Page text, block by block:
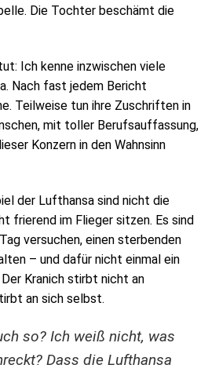
Die Tochter beschämt die
Ich kenne inzwischen viele
Nach fast jedem Bericht
Teilweise tun ihre Zuschriften in
mit toller Berufsauffassung,
Konzern in den Wahnsinn
der Lufthansa sind nicht die
frierend im Flieger sitzen. Es sind
versuchen, einen sterbenden
– und dafür nicht einmal ein
Kranich stirbt nicht an
an sich selbst.
so? Ich weiß nicht, was
Dass die Lufthansa